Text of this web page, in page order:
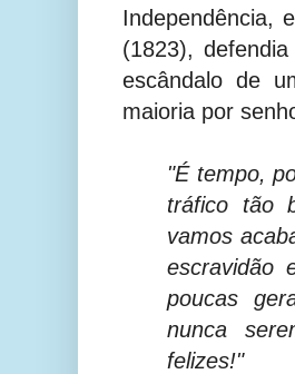
Independência,
(1823),
escândalo de
maioria por
"É tempo,
tráfico tão
vamos
escravidão
poucas
nunca
felizes!"